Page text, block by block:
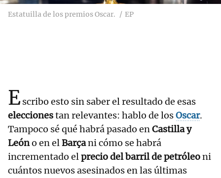
Estatuilla de los premios Oscar. EP
Escribo esto sin saber el resultado de esas
eleccionestan relevantes: hablo de losOscar.
Tampoco sé qué habrá pasado enCastilla y
Leóno en elBarçani cómo se habrá
incrementado elprecio del barril de petróleoni
cuántos nuevos asesinados en las últimas